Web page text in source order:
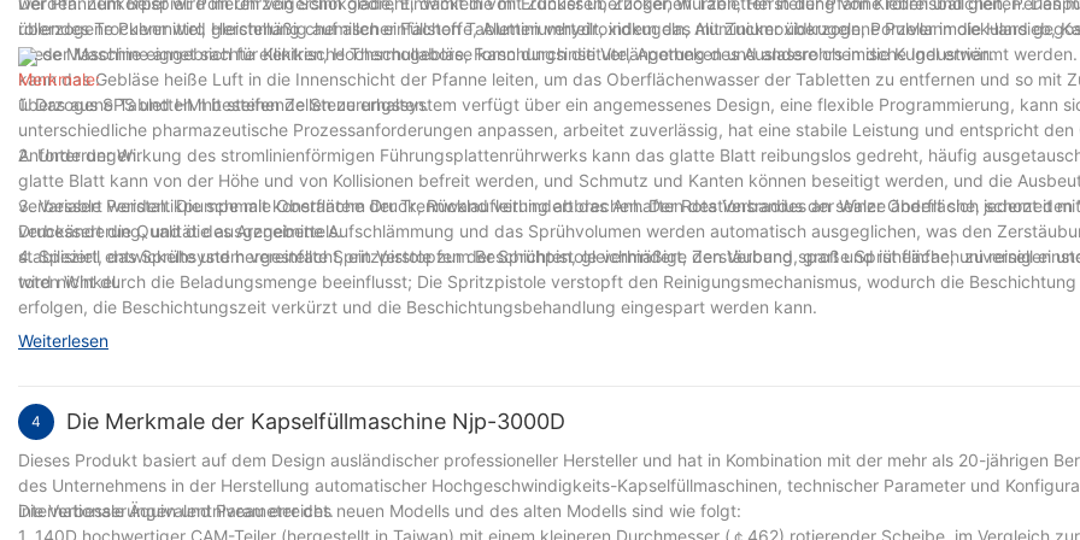
rollendes Trockenmittel, Herstellung chemischer Füllstoffe, Aluminiumhydroxidkugeln, Aluminiumoxidkugeln, Porzellanmolekularsieb,
Diese Maschine eignet sich für Kliniken, Hochschullabore, Forschungsinstitute, Apotheken und andere chemische Industrien.
überzogene Pulver wird gleichmäßig auf allen einfachen Tabletten verteilt, indem das mit Zucker überzogene Pulver in die Hand
an der Maschine angebrachte elektrische Thermogebläse kann durch die Verlängerung des Auslassrohrs in die Kugel erwärmt
kann das Gebläse heiße Luft in die Innenschicht der Pfanne leiten, um das Oberflächenwasser der Tabletten zu entfernen und so mit
überzogene Tabletten mit steifen Zellen zu erhalten.
Merkmale:
1. Das aus SPS und HMI bestehende Steuerungssystem verfügt über ein angemessenes Design, eine flexible Programmierung, kann
unterschiedliche pharmazeutische Prozessanforderungen anpassen, arbeitet zuverlässig, hat eine stabile Leistung und entspricht den
Anforderungen.
2. Unter der Wirkung des stromlinienförmigen Führungsplattenrührwerks kann das glatte Blatt reibungslos gedreht, häufig
glatte Blatt kann von der Höhe und von Kollisionen befreit werden, und Schmutz und Kanten können beseitigt werden, und die
verbessert werden. Die schmale Oberfläche der Trennwand verhindert das Anhaften des Verbandes an seiner Oberfläche, schont den
verbessert die Qualität des Arzneimittels.
3. Variable Peristaltikpumpe mit konstantem Druck, Rücklaufleitung abbrechen. Der Rotationsradius der Walze ändert sich jederzeit
Druckänderung, und die ausgegebene Aufschlämmung und das Sprühvolumen werden automatisch ausgeglichen, was den
stabilisiert, das Sprühsystem vereinfacht, ein Verstopfen der Sprühpistole verhindert, den Verband spart und ist einfach zu reinigen
toten Winkel.
4. Speziell entwickelte und hergestellte Spritzpistole zum Beschichten, gleichmäßige Zerstäubung, große Sprühfläche, universell
wird nicht durch die Beladungsmenge beeinflusst; Die Spritzpistole verstopft den Reinigungsmechanismus, wodurch die
erfolgen, die Beschichtungszeit verkürzt und die Beschichtungsbehandlung eingespart werden kann.
Weiterlesen
4 Die Merkmale der Kapselfüllmaschine Njp-3000D
Dieses Produkt basiert auf dem Design ausländischer professioneller Hersteller und hat in Kombination mit der mehr als 20-jährigen
des Unternehmens in der Herstellung automatischer Hochgeschwindigkeits-Kapselfüllmaschinen, technischer Parameter und
internationale Äquivalentniveau erreicht.
Die Verbesserungen und Parameter des neuen Modells und des alten Modells sind wie folgt: